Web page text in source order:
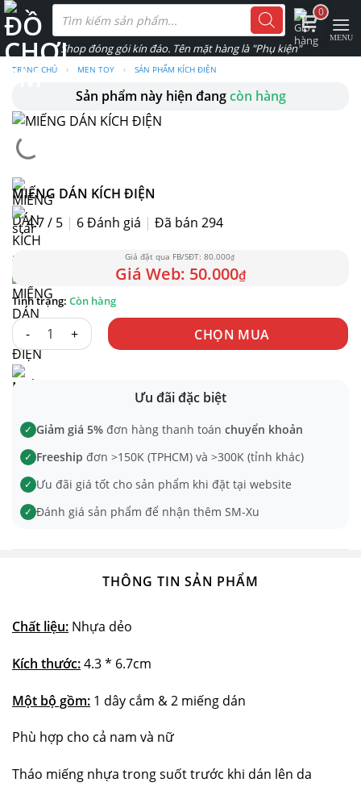
Skip
to
content
Tìm
kiếm
phẩm
TRANG CHỦ › MEN TOY › SẢN PHẨM KÍCH ĐIỆN
Sản phẩm này hiện đangcòn hàng
MIẾNG DÁN KÍCH ĐIỆN
4.7 / 5 | 6Đánh giá | Đã bán 294
80.000₫
50.000₫
Còn hàng
MIẾNG DÁN KÍCH ĐIỆN số lượng CHỌN MUA
Ưu đãi đặc biệt
✓ Giảm giá 5% đơn hàng thanh toán chuyển khoản
✓ Freeship đơn >150K (TPHCM) và >300K (tỉnh khác)
✓ Ưu đãi giá tốt cho sản phẩm khi đặt tại website
✓ Đánh giá sản phẩm để nhận thêm SM-Xu
THÔNG TIN SẢN PHẨM
Chất liệu: Nhựa dẻo
Kích thước:4.3 * 6.7cm
Một bộ gồm: 1 dây cắm & 2 miếng dán
Phù hợp cho cả nam và nữ
Tháo miếng nhựa trong suốt trước khi dán lên da
0